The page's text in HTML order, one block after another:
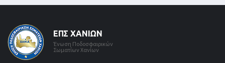
ΕΠΣ ΧΑΝΊΩΝ
Ένωση Ποδοσφαιρικών
Σωματίων Χανίων